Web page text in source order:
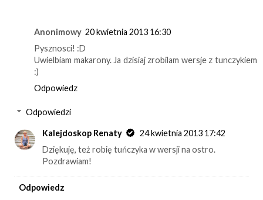
Anonimowy 20 kwietnia 2013 16:30
Pysznosci! :D
Uwielbiam makarony. Ja dzisiaj zrobilam wersje z tunczykiem
:)
Odpowiedz
Odpowiedzi
Kalejdoskop Renaty
24 kwietnia 2013 17:42
Dziękuję, też robię tuńczyka w wersji na ostro.
Pozdrawiam!
Odpowiedz